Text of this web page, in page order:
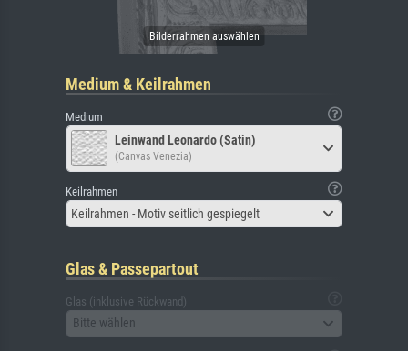
Medium & Keilrahmen
Medium
Leinwand Leonardo (Satin)
(Canvas Venezia)
Keilrahmen
Keilrahmen - Motiv seitlich gespiegelt
Glas & Passepartout
Glas (inklusive Rückwand)
Bitte wählen